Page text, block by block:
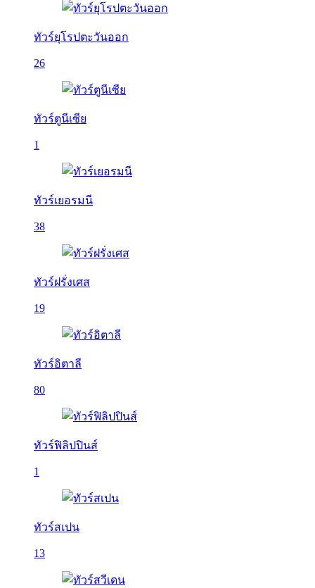
ทัวร์ยุโรปตะวันออก
26
ทัวร์ตูนีเซีย
1
ทัวร์เยอรมนี
38
ทัวร์ฝรั่งเศส
19
ทัวร์อิตาลี
80
ทัวร์ฟิลิปปินส์
1
ทัวร์สเปน
13